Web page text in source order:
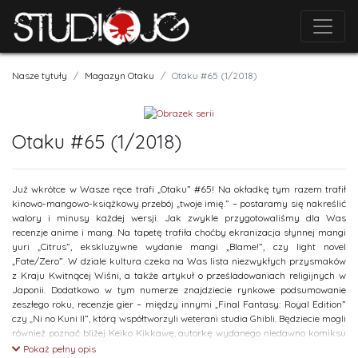
Nasze tytuły Magazyn Otaku Otaku #65 (1/2018)
Otaku #65 (1/2018)
Już wkrótce w Wasze ręce trafi „Otaku” #65! Na okładkę tym razem trafił
kinowo-mangowo-książkowy przebój „twoje imię.” – postaramy się nakreślić
walory i minusy każdej wersji. Jak zwykle przygotowaliśmy dla Was
recenzje anime i mang. Na tapetę trafiła choćby ekranizacja słynnej mangi
yuri „Citrus”, ekskluzywne wydanie mangi „Blame!”, czy light novel
„Fate/Zero”. W dziale kultura czeka na Was lista niezwykłych przysmaków
z Kraju Kwitnącej Wiśni, a także artykuł o prześladowaniach religijnych w
Japonii. Dodatkowo w tym numerze znajdziecie rynkowe podsumowanie
zeszłego roku, recenzje gier – między innymi „Final Fantasy: Royal Edition”
czy „Ni no Kuni II”, którą współtworzyli weterani studia Ghibli. Będziecie mogli
również poznać bliżej Keiko Kikkawę, autorkę wydanego niedawno komiksu
„Polife”. To oczywiście tylko część niespodzianek, jaka czeka na Was w
Pokaż pełny opis